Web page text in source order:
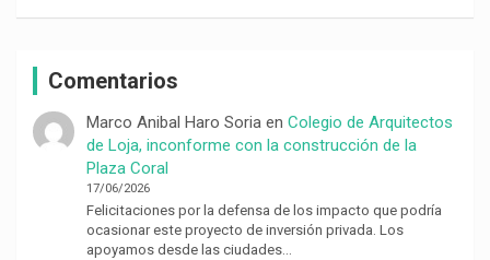
Comentarios
Marco Anibal Haro Soriaen Colegio de Arquitectos
de Loja, inconforme con la construcción de la
Plaza Coral
17/06/2026
Felicitaciones por la defensa de los impacto que podría
ocasionar este proyecto de inversión privada. Los
apoyamos desde las ciudades…